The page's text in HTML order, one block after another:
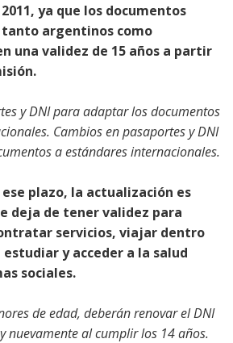
ya que los documentos
argentinos como
una validez de 15 años a partir
y DNI para adaptar los documentos
Cambios en pasaportes y DNI
a estándares internacionales.
plazo, la actualización es
deja de tener validez para
servicios, viajar dentro
y acceder a la salud
sociales.
de edad, deberán renovar el DNI
nuevamente al cumplir los 14 años.